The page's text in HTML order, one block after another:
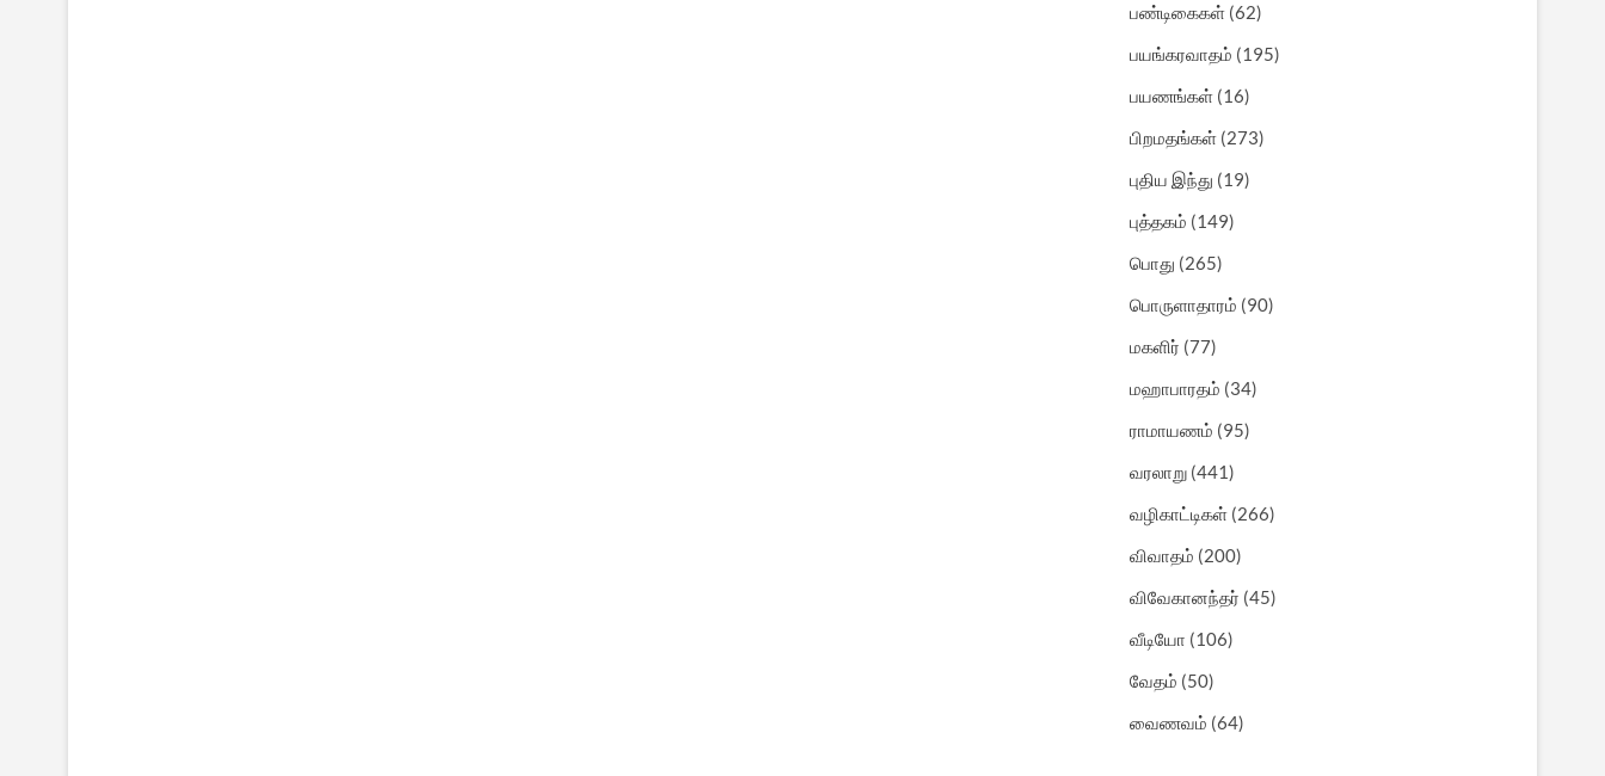
பண்டிகைகள் (62)
பயங்கரவாதம் (195)
பயணங்கள் (16)
பிறமதங்கள் (273)
புதிய இந்து (19)
புத்தகம் (149)
பொது (265)
பொருளாதாரம் (90)
மகளிர் (77)
மஹாபாரதம் (34)
ராமாயணம் (95)
வரலாறு (441)
வழிகாட்டிகள் (266)
விவாதம் (200)
விவேகானந்தர் (45)
வீடியோ (106)
வேதம் (50)
வைணவம் (64)